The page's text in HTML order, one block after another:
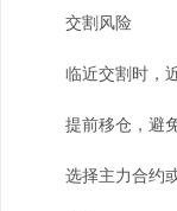
交割风险
临近交割时，
提前移仓，避
选择主力合约